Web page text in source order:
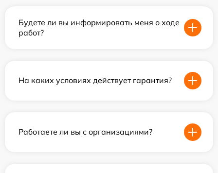
Будете ли вы информировать меня о ходе
работ?
На каких условиях действует гарантия?
Работаете ли вы с организациями?